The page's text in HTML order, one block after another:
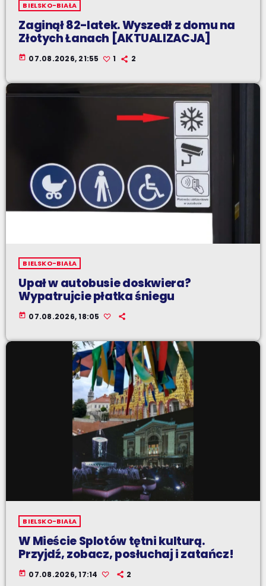
BIELSKO-BIAŁA
Zaginął 82-latek. Wyszedł z domu na
Złotych Łanach [AKTUALIZACJA]
today 07.08.2026, 21:55 1 2
BIELSKO-BIAŁA
Upał w autobusie doskwiera?
Wypatrujcie płatka śniegu
today 07.08.2026, 18:05
BIELSKO-BIAŁA
W Mieście Splotów tętni kulturą.
Przyjdź, zobacz, posłuchaj i zatańcz!
today 07.08.2026, 17:14 2